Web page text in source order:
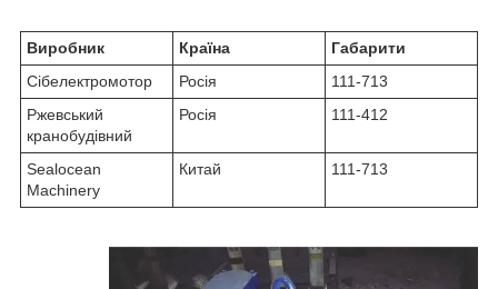
Виробник Країна
Габарити
Сібелектромотор
Росія
111-713
Ржевський
кранобудівний
Росія 111-412
Sealocean
Machinery
Китай 111-713